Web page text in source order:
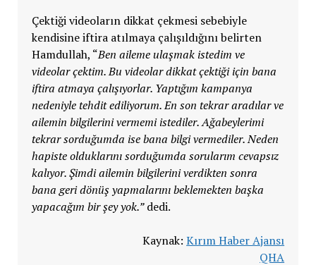
Çektiği videoların dikkat çekmesi sebebiyle
kendisine iftira atılmaya çalışıldığını belirten
Hamdullah, “Ben aileme ulaşmak istedim ve
videolar çektim. Bu videolar dikkat çektiği için bana
iftira atmaya çalışıyorlar. Yaptığım kampanya
nedeniyle tehdit ediliyorum. En son tekrar aradılar ve
ailemin bilgilerini vermemi istediler. Ağabeylerimi
tekrar sorduğumda ise bana bilgi vermediler. Neden
hapiste olduklarını sorduğumda sorularım cevapsız
kalıyor. Şimdi ailemin bilgilerini verdikten sonra
bana geri dönüş yapmalarını beklemekten başka
yapacağım bir şey yok.”dedi.
Kaynak:Kırım Haber Ajansı
QHA